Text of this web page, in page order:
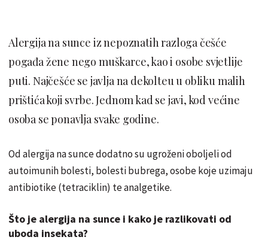
Alergija na sunce iz nepoznatih razloga češće
pogađa žene nego muškarce, kao i osobe svjetlije
puti. Najčešće se javlja na dekolteu u obliku malih
prištića koji svrbe. Jednom kad se javi, kod većine
osoba se ponavlja svake godine.
Od alergija na sunce dodatno su ugroženi oboljeli od
autoimunih bolesti, bolesti bubrega, osobe koje uzimaju
antibiotike (tetraciklin) te analgetike.
Što je alergija na sunce i kako je razlikovati od
uboda insekata?